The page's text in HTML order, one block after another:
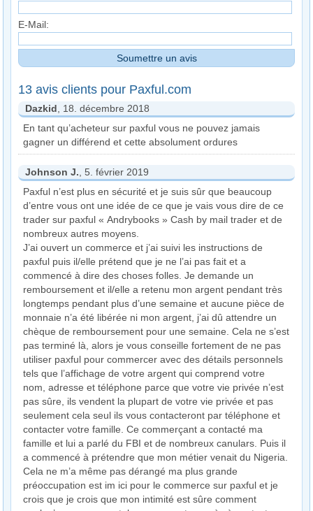
E-Mail:
13 avis clients pour Paxful.com
Dazkid , 18. décembre 2018
En tant qu’acheteur sur paxful vous ne pouvez jamais
gagner un différend et cette absolument ordures
Johnson J. , 5. février 2019
Paxful n’est plus en sécurité et je suis sûr que beaucoup
d’entre vous ont une idée de ce que je vais vous dire de ce
trader sur paxful « Andrybooks » Cash by mail trader et de
nombreux autres moyens.
J’ai ouvert un commerce et j’ai suivi les instructions de
paxful puis il/elle prétend que je ne l’ai pas fait et a
commencé à dire des choses folles. Je demande un
remboursement et il/elle a retenu mon argent pendant très
longtemps pendant plus d’une semaine et aucune pièce de
monnaie n’a été libérée ni mon argent, j’ai dû attendre un
chèque de remboursement pour une semaine. Cela ne s’est
pas terminé là, alors je vous conseille fortement de ne pas
utiliser paxful pour commercer avec des détails personnels
tels que l’affichage de votre argent qui comprend votre
nom, adresse et téléphone parce que votre vie privée n’est
pas sûre, ils vendent la plupart de votre vie privée et pas
seulement cela seul ils vous contacteront par téléphone et
contacter votre famille. Ce commerçant a contacté ma
famille et lui a parlé du FBI et de nombreux canulars. Puis il
a commencé à prétendre que mon métier venait du Nigeria.
Cela ne m’a même pas dérangé ma plus grande
préoccupation est im ici pour le commerce sur paxful et je
crois que je crois que mon intimité est sûre comment